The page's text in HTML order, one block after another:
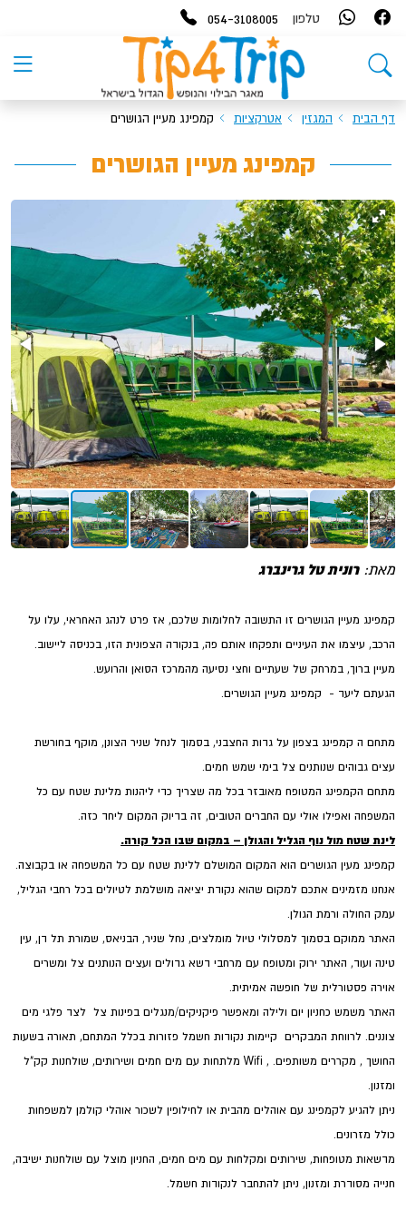
טלפון 054-3108005
דף הבית המגזין אטרקציות קמפינג מעיין הגושרים
קמפינג מעיין הגושרים
מאת:רונית טל גרינברג
קמפינג מעיין הגושרים זו התשובה לחלומות שלכם, אז פרט לנהג האחראי, עלו על
הרכב, עיצמו את העיניים ותפקחו אותם פה, בנקודה הצפונית הזו, בכניסה ליישוב.
מעיין ברוך, במרחק של שעתיים וחצי נסיעה מהמרכז הסואן והרועש.
הגעתם ליעד - קמפינג מעיין הגושרים.
מתחם ה קמפינג בצפון על גדות החצבני, בסמוך לנחל שניר הצונן, מוקף בחורשת
עצים גבוהים שנותנים צל בימי שמש חמים.
מתחם הקמפינג המטופח מאובזר בכל מה שצריך כדי ליהנות מלינת שטח עם כל
המשפחה ואפילו אולי עם החברים הטובים, זה בדיוק המקום ליחד כזה.
לינת שטח מול נוף הגליל והגולן – במקום שבו הכל קורה.
קמפינג מעין הגושרים הוא המקום המושלם ללינת שטח עם כל המשפחה או בקבוצה.
אנחנו מזמינים אתכם למקום שהוא נקודת יציאה מושלמת לטיולים בכל רחבי הגליל,
עמק החולה ורמת הגולן.
האתר ממוקם בסמוך למסלולי טיול מומלצים, נחל שניר, הבניאס, שמורת תל דן, עין
טינה ועוד, האתר ירוק ומטופח עם מרחבי דשא גדולים ועצים הנותנים צל ומשרים
אוירה פסטורלית של חופשה אמיתית.
האתר משמש כחניון יום ולילה ומאפשר פיקניקים/מנגלים בפינות צל לצד פלגי מים
צוננים. לרווחת המבקרים קיימות נקודות חשמל פזורות בכלל המתחם, תאורה בשעות
החושך , מקררים משותפים. , Wifi מלתחות עם מים חמים ושירותים, שולחנות קק"ל
ומזנון.
ניתן להגיע לקמפינג עם אוהלים מהבית או לחילופין לשכור אוהלי קולמן למשפחות
כולל מזרונים.
מדשאות מטופחות, שירותים ומקלחות עם מים חמים, החניון מוצל עם שולחנות ישיבה,
חנייה מסודרת ומזנון, ניתן להתחבר לנקודות חשמל.